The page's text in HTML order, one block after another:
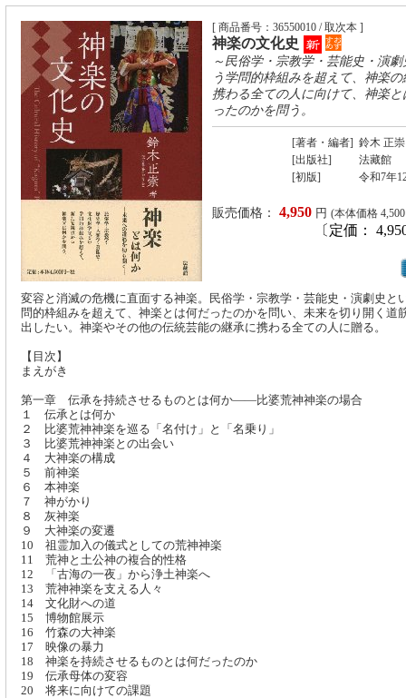
[ 商品番号：36550010 / 取次本 ]
神楽の文化史
～民俗学・宗教学・芸能史・演劇
う学問的枠組みを超えて、神楽の
携わる全ての人に向けて、神楽と
ったのかを問う。
[著者・編者] 鈴木 正
[出版社]
法藏館
[初版]
令和7年
販売価格： 4,950 円 (本体価格
〔定価：
変容と消滅の危機に直面する神楽。民俗学・宗教学・芸能史・演劇史と
問的枠組みを超えて、神楽とは何だったのかを問い、未来を切り開く道
出したい。神楽やその他の伝統芸能の継承に携わる全ての人に贈る。
【目次】
まえがき
第一章 伝承を持続させるものとは何か――比婆荒神神楽の場合
１ 伝承とは何か
２ 比婆荒神神楽を巡る「名付け」と「名乗り」
３ 比婆荒神神楽との出会い
４ 大神楽の構成
５ 前神楽
６ 本神楽
７ 神がかり
８ 灰神楽
９ 大神楽の変遷
10 祖霊加入の儀式としての荒神神楽
11 荒神と土公神の複合的性格
12 「古海の一夜」から浄土神楽へ
13 荒神神楽を支える人々
14 文化財への道
15 博物館展示
16 竹森の大神楽
17 映像の暴力
18 神楽を持続させるものとは何だったのか
19 伝承母体の変容
20 将来に向けての課題